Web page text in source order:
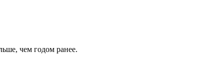
чем годом ранее.